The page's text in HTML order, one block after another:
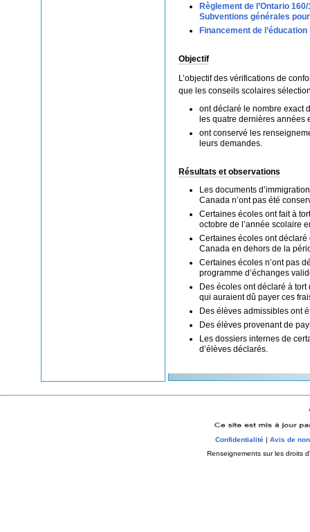
Règlement de l’Ontario
Subventions générales
Financement de
Objectif
L’objectif des vérifications de
que les conseils scolaires
ont déclaré le nombre exact
les quatre dernières années
ont conservé les
leurs demandes.
Résultats et observations
Les documents
Canada n’ont pas été
Certaines écoles ont fait à
octobre de l’année scolaire
Certaines écoles ont
Canada en dehors de la
Certaines écoles n’ont pas
programme d’échanges
Des écoles ont déclaré à tort
qui auraient dû payer ces
Des élèves admissibles ont
Des élèves provenant de
Les dossiers internes de
d’élèves déclarés.
Confidentialité| Avis de
Renseignements sur les droits